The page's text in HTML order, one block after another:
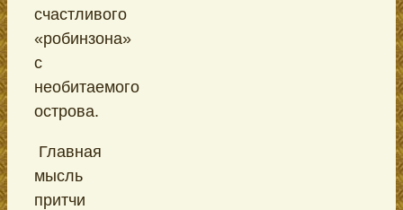
счастливого
«робинзона»
с
необитаемого
острова.
Главная
мысль
притчи